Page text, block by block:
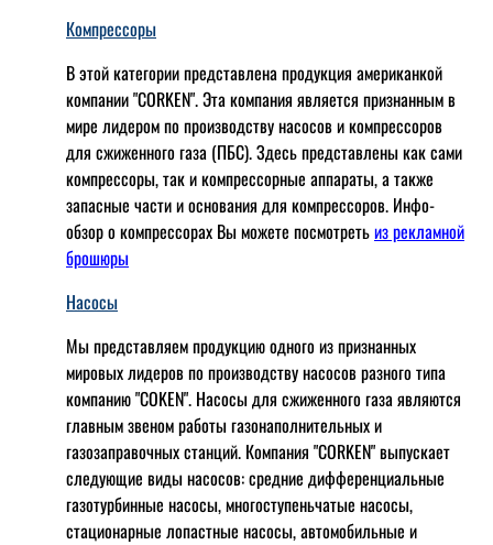
Компрессоры
В этой категории представлена продукция американкой
компании "CORKEN". Эта компания является признанным в
мире лидером по производству насосов и компрессоров
для сжиженного газа (ПБС). Здесь представлены как сами
компрессоры, так и компрессорные аппараты, а также
запасные части и основания для компрессоров. Инфо-
обзор о компрессорах Вы можете посмотретьиз рекламной
брошюры
Насосы
Мы представляем продукцию одного из признанных
мировых лидеров по производству насосов разного типа
компанию "COKEN". Насосы для сжиженного газа являются
главным звеном работы газонаполнительных и
газозаправочных станций. Компания "CORKEN" выпускает
следующие виды насосов: cредние дифференциальные
газотурбинные насосы, многоступеньчатые насосы,
стационарные лопастные насосы, автомобильные и